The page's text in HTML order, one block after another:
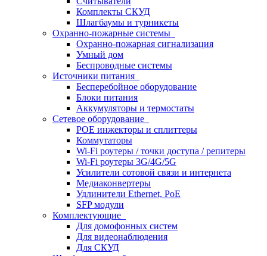
Комплекты СКУД
Шлагбаумы и турникеты
Охранно-пожарные системы
Охранно-пожарная сигнализация
Умный дом
Беспроводные системы
Источники питания
Бесперебойное оборудование
Блоки питания
Аккумуляторы и термостаты
Сетевое оборудование
POE инжекторы и сплиттеры
Коммутаторы
Wi-Fi роутеры / точки доступа / репитеры
Wi-Fi роутеры 3G/4G/5G
Усилители сотовой связи и интернета
Медиаконвертеры
Удлинители Ethernet, PoE
SFP модули
Комплектующие
Для домофонных систем
Для видеонаблюдения
Для СКУД